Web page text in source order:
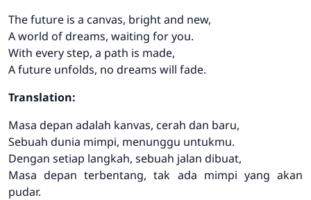
The future is a canvas, bright and new,
A world of dreams, waiting for you.
With every step, a path is made,
A future unfolds, no dreams will fade.
Translation:
Masa depan adalah kanvas, cerah dan baru,
Sebuah dunia mimpi, menunggu untukmu.
Dengan setiap langkah, sebuah jalan dibuat,
Masa depan terbentang, tak ada mimpi yang akan
pudar.